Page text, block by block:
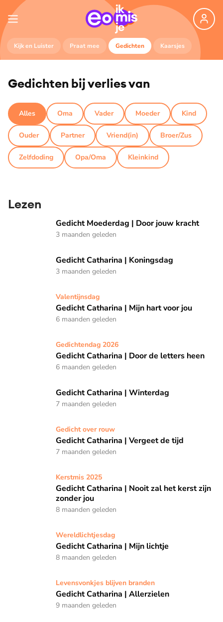
Kijk en Luister Praat mee Gedichten Kaarsjes
Gedichten bij verlies van
Alles Oma Vader Moeder Kind
Ouder Partner Vriend(in) Broer/Zus
Zelfdoding Opa/Oma Kleinkind
Lezen
Gedicht Moederdag | Door jouw kracht
Gedicht Moederdag | Door jouw kracht
3 maanden geleden
Gedicht Catharina | Koningsdag
Gedicht Catharina | Koningsdag
3 maanden geleden
Gedicht Catharina | Mijn hart voor jou
Valentijnsdag
Gedicht Catharina | Mijn hart voor jou
6 maanden geleden
Gedicht Catharina | Door de letters heen
Gedichtendag 2026
Gedicht Catharina | Door de letters heen
6 maanden geleden
Gedicht Catharina | Winterdag
Gedicht Catharina | Winterdag
7 maanden geleden
Gedicht Catharina | Vergeet de tijd
Gedicht over rouw
Gedicht Catharina | Vergeet de tijd
7 maanden geleden
Gedicht Catharina | Nooit zal het kerst zijn zonder jou
Kerstmis 2025
Gedicht Catharina | Nooit zal het kerst zijn
zonder jou
8 maanden geleden
Gedicht Catharina | Mijn lichtje
Wereldlichtjesdag
Gedicht Catharina | Mijn lichtje
8 maanden geleden
Gedicht Catharina | Allerzielen
Levensvonkjes blijven branden
Gedicht Catharina | Allerzielen
9 maanden geleden